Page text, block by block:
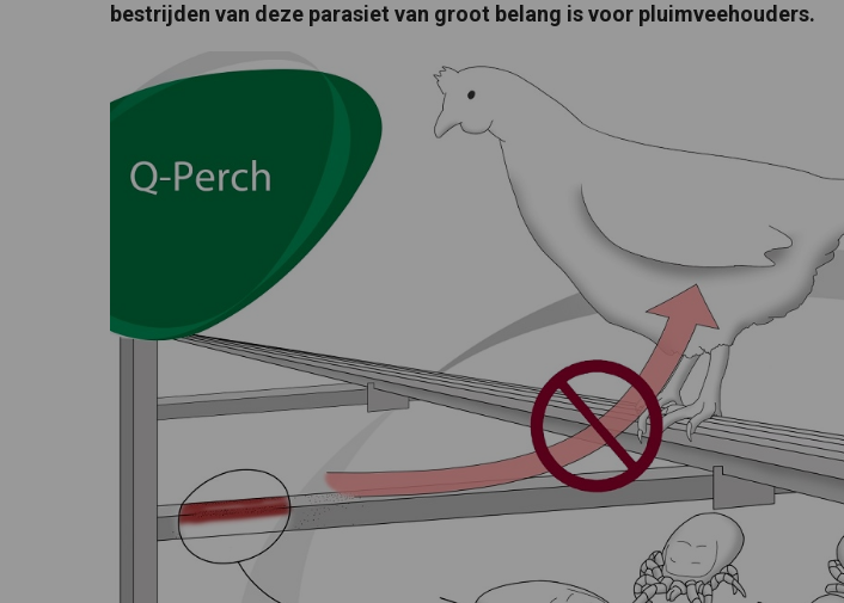
bestrijden van deze parasiet van groot belang is voor pluimveehouders.